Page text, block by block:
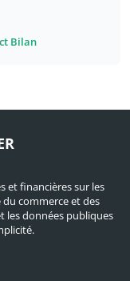
Bilan
et financières sur les
commerce et des
les données publiques